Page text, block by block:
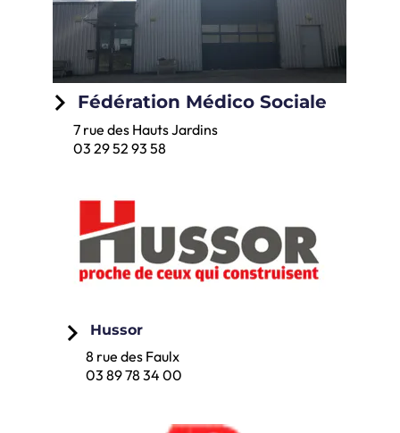
Hussor
8 rue des Faulx
03 89 78 34 00
Fédération Médico Sociale
7 rue des Hauts Jardins
03 29 52 93 58
keyboard_arrow_right
keyboard_arrow_right